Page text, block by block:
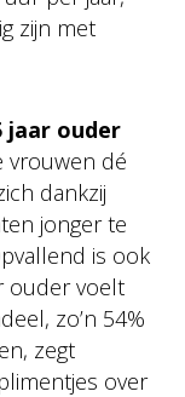
zijn met
jaar ouder
vrouwen dé
dankzij
jonger te
is ook
ouder voelt
zo’n 54%
zegt
over